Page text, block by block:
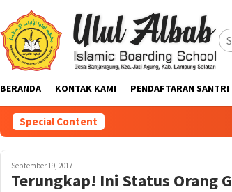
BERANDA KONTAK KAMI PENDAFTARAN SANTRI
Special Content
September 19, 2017
Terungkap! Ini Status Orang